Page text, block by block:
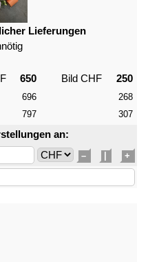
Lieferungen
650 Bild CHF 250
696
268
797 307
an:
– +